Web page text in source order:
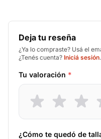
Deja tu reseña
¿Ya lo compraste? Usá el
¿Tenés cuenta? Iniciá sesión.
Tu valoración *
¿Cómo te quedó de